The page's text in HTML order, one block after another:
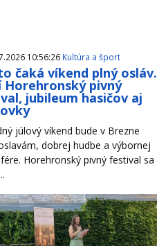
10:56:26 Kultúra a šport
čaká víkend plný osláv.
Horehronský pivný
jubileum hasičov aj
júlový víkend bude v Brezne
dobrej hudbe a výbornej
Horehronský pivný festival sa